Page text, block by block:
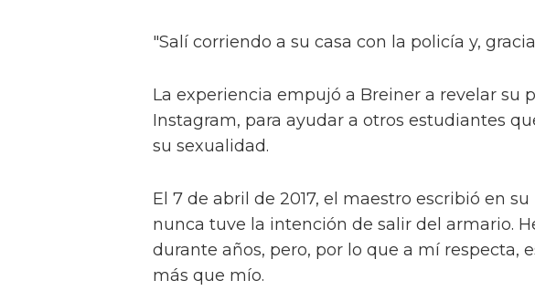
"Salí corriendo a su casa con la policía y,
La experiencia empujó a Breiner a revelar su
Instagram, para ayudar a otros estudiantes
su sexualidad.
El 7 de abril de 2017, el maestro escribió en
nunca tuve la intención de salir del armario.
durante años, pero, por lo que a mí respecta,
más que mío.